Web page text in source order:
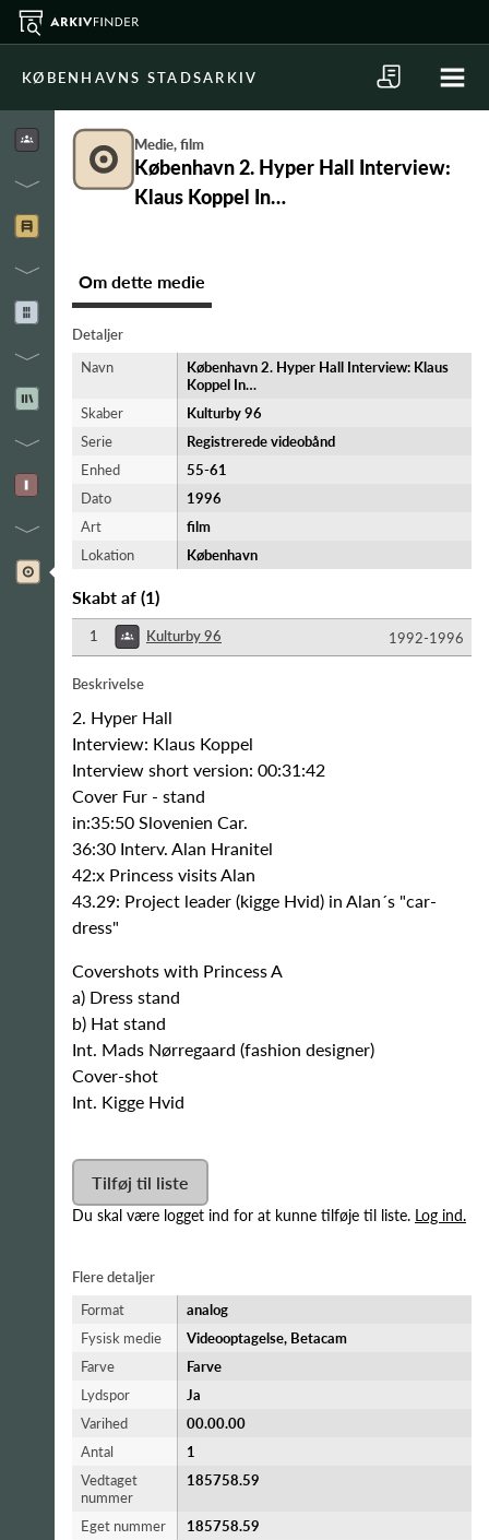
KØBENHAVNS STADSARKIV
Medie, film
København 2. Hyper Hall Interview:
Klaus Koppel In…
Om dette medie
Detaljer
Navn
København 2. Hyper Hall Interview: Klaus
Koppel In…
Skaber
Kulturby 96
Serie
Registrerede videobånd
Enhed
55-61
Dato
1996
Art
film
Lokation
København
Skabt af (1)
1 Kulturby 96 1992-​1996
Beskrivelse
2. Hyper Hall
Interview: Klaus Koppel
Interview short version: 00:31:42
Cover Fur - stand
in:35:50 Slovenien Car.
36:30 Interv. Alan Hranitel
42:x Princess visits Alan
43.29: Project leader (kigge Hvid) in Alan´s "car-
dress"
Covershots with Princess A
a) Dress stand
b) Hat stand
Int. Mads Nørregaard (fashion designer)
Cover-shot
Int. Kigge Hvid
Tilføj til liste
Du skal være logget ind for at kunne tilføje til liste. Log ind.
Flere detaljer
Format
analog
Fysisk medie
Videooptagelse, Betacam
Farve
Farve
Lydspor
Ja
Varihed
00.00.00
Antal
1
Vedtaget
nummer
185758.59
Eget nummer 185758.59